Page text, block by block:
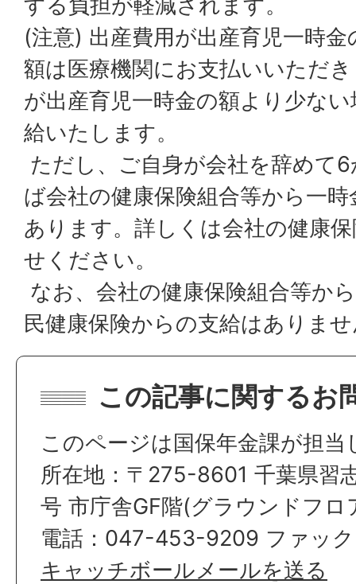
(注意) 出産費用が出産育児一時
額は医療機関にお支払いいただ
が出産育児一時金の額より少な
給いたします。
ただし、ご自身が会社を辞めて
ば会社の健康保険組合等から一
あります。詳しくは会社の健康
せください。
なお、会社の健康保険組合等か
民健康保険からの支給はありま
この記事に関するお
このページは国保年金課が担当
所在地：〒275-8601 千葉県習
号 市庁舎GF階(グラウンドフロ
電話：047-453-9209 ファッ
キャッチボールメールを送る